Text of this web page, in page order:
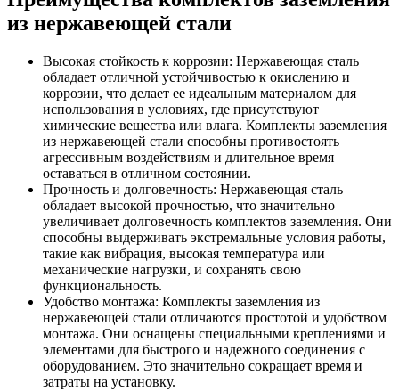
из нержавеющей стали
Высокая стойкость к коррозии: Нержавеющая сталь
обладает отличной устойчивостью к окислению и
коррозии, что делает ее идеальным материалом для
использования в условиях, где присутствуют
химические вещества или влага. Комплекты заземления
из нержавеющей стали способны противостоять
агрессивным воздействиям и длительное время
оставаться в отличном состоянии.
Прочность и долговечность: Нержавеющая сталь
обладает высокой прочностью, что значительно
увеличивает долговечность комплектов заземления. Они
способны выдерживать экстремальные условия работы,
такие как вибрация, высокая температура или
механические нагрузки, и сохранять свою
функциональность.
Удобство монтажа: Комплекты заземления из
нержавеющей стали отличаются простотой и удобством
монтажа. Они оснащены специальными креплениями и
элементами для быстрого и надежного соединения с
оборудованием. Это значительно сокращает время и
затраты на установку.